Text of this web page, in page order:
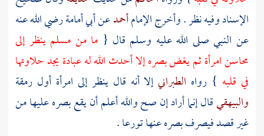
الإسناد وفيه نظر . وأخرج الإمامأحمدعنأبي أمامةرضي الله عنه
عن النبي صلى الله عليه وسلم قال { ما من مسلم ينظر إلى
محاسن امرأة ثم يغض بصره إلا أحدث الله له عبادة يجد حلاوتها
في قلبه } رواه الطبرانيإلا أنه قال ينظر إلى امرأة أول رمقة
والبيهقيقال إنما أراد إن صح والله أعلم أن يقع بصره عليها من
غير قصد فيصرف بصره عنها تورعا .